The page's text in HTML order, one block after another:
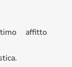
affitto